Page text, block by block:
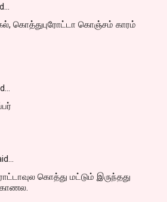
கொத்துபுரோட்டா கொஞ்சம் காரம்
கொத்து மட்டும் இருந்தது